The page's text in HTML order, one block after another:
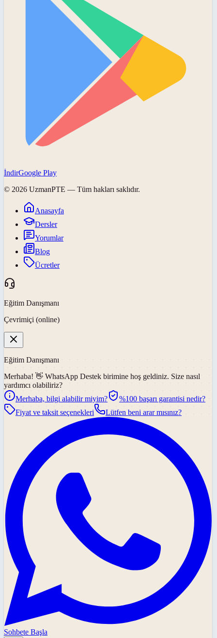
İndirGoogle Play
© 2026 UzmanPTE — Tüm hakları saklıdır.
Anasayfa
Dersler
Yorumlar
Blog
Ücretler
Eğitim Danışmanı
Çevrimiçi (online)
Eğitim Danışmanı
Merhaba! 👋 WhatsApp Destek birimine hoş geldiniz. Size nasıl
yardımcı olabiliriz?
Merhaba, bilgi alabilir miyim?
%100 başarı garantisi nedir?
Fiyat ve taksit seçenekleri
Lütfen beni arar mısınız?
Sohbete Başla